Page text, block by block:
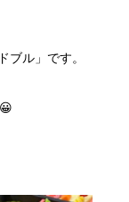
ブル」です。